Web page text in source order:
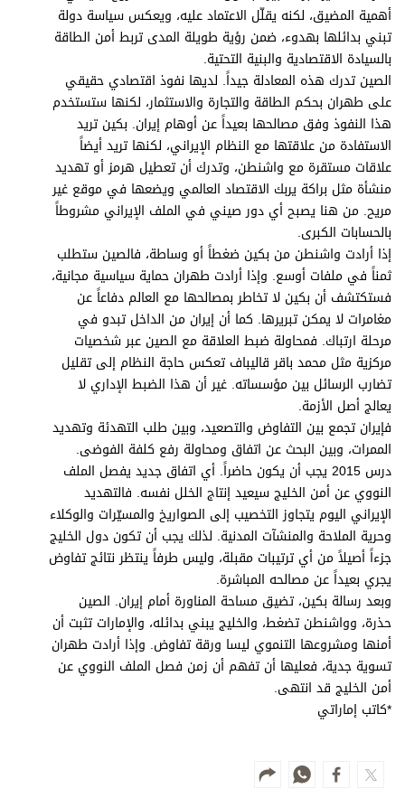
أهمية المضيق، لكنه يقلّل الاعتماد عليه، ويعكس سياسة دولة
تبني بدائلها بهدوء، ضمن رؤية طويلة المدى تربط أمن الطاقة
بالسيادة الاقتصادية والبنية التحتية.
الصين تدرك هذه المعادلة جيداً. لديها نفوذ اقتصادي حقيقي
على طهران بحكم الطاقة والتجارة والاستثمار، لكنها ستستخدم
هذا النفوذ وفق مصالحها بعيداً عن أوهام إيران. بكين تريد
الاستفادة من علاقتها مع النظام الإيراني، لكنها تريد أيضاً
علاقات مستقرة مع واشنطن، وتدرك أن تعطيل هرمز أو تهديد
منشأة مثل براكة يربك الاقتصاد العالمي ويضعها في موقع غير
مريح. من هنا يصبح أي دور صيني في الملف الإيراني مشروطاً
بالحسابات الكبرى.
إذا أرادت واشنطن من بكين ضغطاً أو وساطة، فالصين ستطلب
ثمناً في ملفات أوسع. وإذا أرادت طهران حماية سياسية مجانية،
فستكتشف أن بكين لا تخاطر بمصالحها مع العالم دفاعاً عن
مغامرات لا يمكن تبريرها. كما أن إيران من الداخل تبدو في
مرحلة ارتباك. فمحاولة ضبط العلاقة مع الصين عبر شخصيات
مركزية مثل محمد باقر قاليباف تعكس حاجة النظام إلى تقليل
تضارب الرسائل بين مؤسساته. غير أن هذا الضبط الإداري لا
يعالج أصل الأزمة.
فإيران تجمع بين التفاوض والتصعيد، وبين طلب التهدئة وتهديد
الممرات، وبين البحث عن اتفاق ومحاولة رفع كلفة الفوضى.
درس 2015 يجب أن يكون حاضراً. أي اتفاق جديد يفصل الملف
النووي عن أمن الخليج سيعيد إنتاج الخلل نفسه. فالتهديد
الإيراني اليوم يتجاوز التخصيب إلى الصواريخ والمسيّرات والوكلاء
وحرية الملاحة والمنشآت المدنية. لذلك يجب أن تكون دول الخليج
جزءاً أصيلاً من أي ترتيبات مقبلة، وليس طرفاً ينتظر نتائج تفاوض
يجري بعيداً عن مصالحه المباشرة.
وبعد رسالة بكين، تضيق مساحة المناورة أمام إيران. الصين
حذرة، وواشنطن تضغط، والخليج يبني بدائله، والإمارات تثبت أن
أمنها ومشروعها التنموي ليسا ورقة تفاوض. وإذا أرادت طهران
تسوية جدية، فعليها أن تفهم أن زمن فصل الملف النووي عن
أمن الخليج قد انتهى.
*كاتب إماراتي